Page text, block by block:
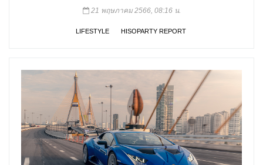
21 พฤษภาคม 2566, 08:16 น.
LIFESTYLE HISOPARTY REPORT